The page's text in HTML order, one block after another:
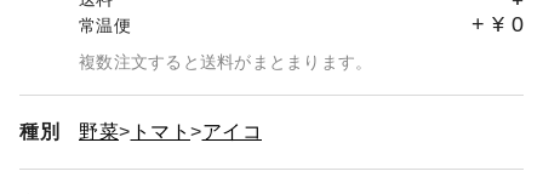
常温便 + ¥ 0
複数注文すると送料がまとまります。
種別 野菜 トマト アイコ